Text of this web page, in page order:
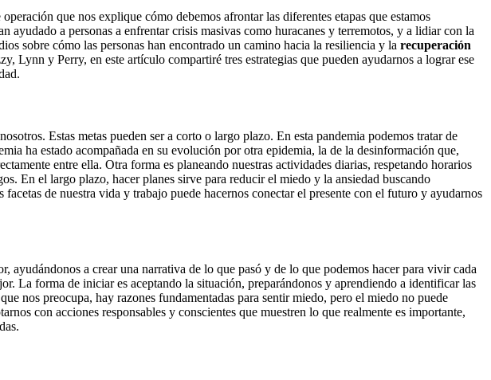
que nos explique cómo debemos afrontar las diferentes etapas que estamos
ayudado a personas a enfrentar crisis masivas como huracanes y terremotos, y a lidiar con la
sobre cómo las personas han encontrado un camino hacia la resiliencia y la recuperación
Lynn y Perry, en este artículo compartiré tres estrategias que pueden ayudarnos a lograr ese
Estas metas pueden ser a corto o largo plazo. En esta pandemia podemos tratar de
ha estado acompañada en su evolución por otra epidemia, la de la desinformación que,
entre ella. Otra forma es planeando nuestras actividades diarias, respetando horarios
En el largo plazo, hacer planes sirve para reducir el miedo y la ansiedad buscando
de nuestra vida y trabajo puede hacernos conectar el presente con el futuro y ayudarnos
ayudándonos a crear una narrativa de lo que pasó y de lo que podemos hacer para vivir cada
La forma de iniciar es aceptando la situación, preparándonos y aprendiendo a identificar las
nos preocupa, hay razones fundamentadas para sentir miedo, pero el miedo no puede
con acciones responsables y conscientes que muestren lo que realmente es importante,